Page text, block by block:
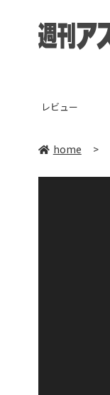
レビュー
home >